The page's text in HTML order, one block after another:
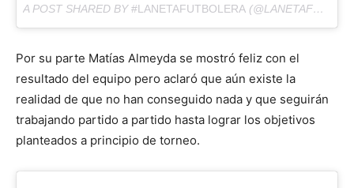
A POST SHARED BY#LANETAFUTBOLERA (@LANETAFUTBOLERA) ON
Por su parte Matías Almeyda se mostró feliz con el
resultado del equipo pero aclaró que aún existe la
realidad de que no han conseguido nada y que seguirán
trabajando partido a partido hasta lograr los objetivos
planteados a principio de torneo.